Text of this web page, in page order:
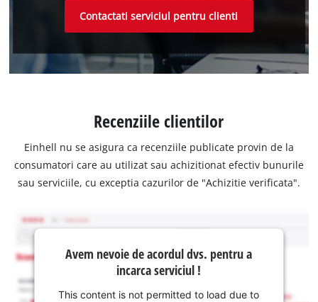
Contactati serviciul pentru clienti
Recenziile clientilor
Einhell nu se asigura ca recenziile publicate provin de la
consumatori care au utilizat sau achizitionat efectiv bunurile
sau serviciile, cu exceptia cazurilor de "Achizitie verificata".
Avem nevoie de acordul dvs. pentru a
incarca serviciul !
This content is not permitted to load due to